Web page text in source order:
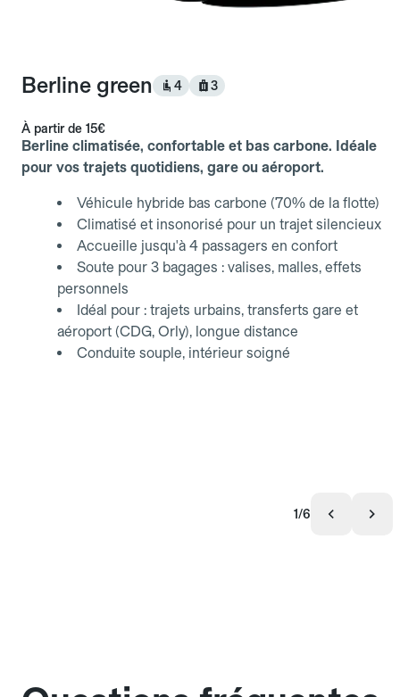
Berline green 4 3
À partir de 15€
Berline climatisée, confortable et bas carbone. Idéale
pour vos trajets quotidiens, gare ou aéroport.
Véhicule hybride bas carbone (70% de la flotte)
Climatisé et insonorisé pour un trajet silencieux
Accueille jusqu'à 4 passagers en confort
Soute pour 3 bagages : valises, malles, effets
personnels
Idéal pour : trajets urbains, transferts gare et
aéroport (CDG, Orly), longue distance
Conduite souple, intérieur soigné
1/6